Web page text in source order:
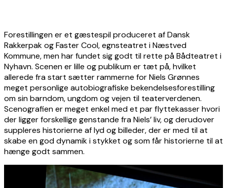
Forestillingen er et gæstespil produceret af Dansk
Rakkerpak og Faster Cool, egnsteatret i Næstved
Kommune, men har fundet sig godt til rette på Bådteatret i
Nyhavn. Scenen er lille og publikum er tæt på, hvilket
allerede fra start sætter rammerne for Niels Grønnes
meget personlige autobiografiske bekendelsesforestilling
om sin barndom, ungdom og vejen til teaterverdenen.
Scenografien er meget enkel med et par flyttekasser hvori
der ligger forskellige genstande fra Niels’ liv, og derudover
suppleres historierne af lyd og billeder, der er med til at
skabe en god dynamik i stykket og som får historierne til at
hænge godt sammen.